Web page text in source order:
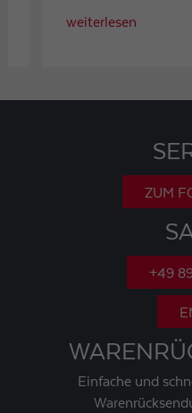
weiterlesen
ZUM
+49
Einfache und